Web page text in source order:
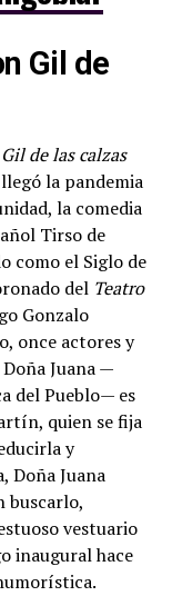
Gil de
de las calzas
la pandemia
la comedia
Tirso de
como el Siglo de
del Teatro
Gonzalo
once actores y
Juana —
del Pueblo— es
quien se fija
y
Doña Juana
buscarlo,
vestuario
inaugural hace